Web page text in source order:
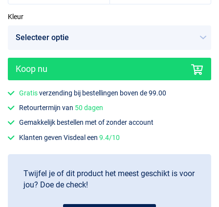
Devilish
Kleur
Koop nu
Gratisverzending bij bestellingen boven de 99.00
Retourtermijn van 50 dagen
Gemakkelijk bestellen met of zonder account
Klanten geven Visdeal een9.4/10
Twijfel je of dit product het meest geschikt is voor
jou? Doe de check!